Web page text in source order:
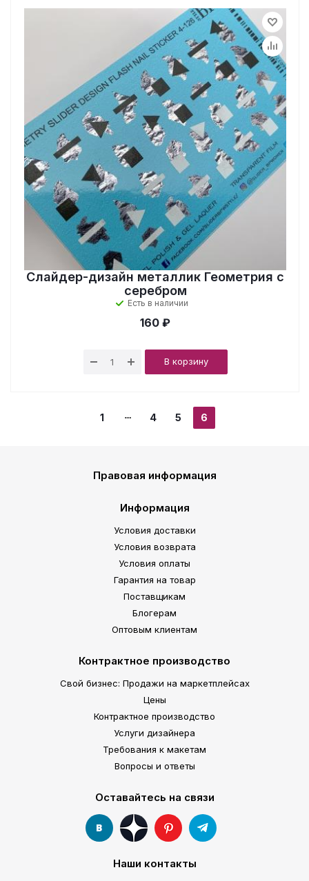
Слайдер-дизайн металлик Геометрия с
серебром
Есть в наличии
160 ₽
В корзину
1 4 5 6
Правовая информация
Информация
Условия доставки
Условия возврата
Условия оплаты
Гарантия на товар
Поставщикам
Блогерам
Оптовым клиентам
Контрактное производство
Свой бизнес: Продажи на маркетплейсах
Цены
Контрактное производство
Услуги дизайнера
Требования к макетам
Вопросы и ответы
Оставайтесь на связи
Наши контакты